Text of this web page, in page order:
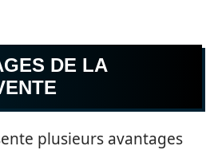
DE LA
plusieurs avantages